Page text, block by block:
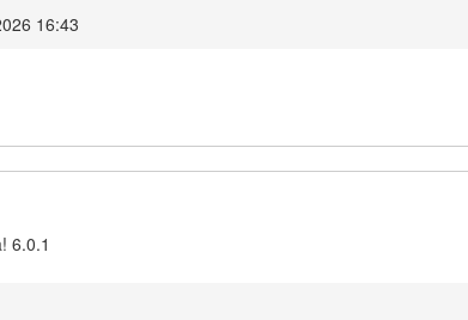
16:43
6.0.1